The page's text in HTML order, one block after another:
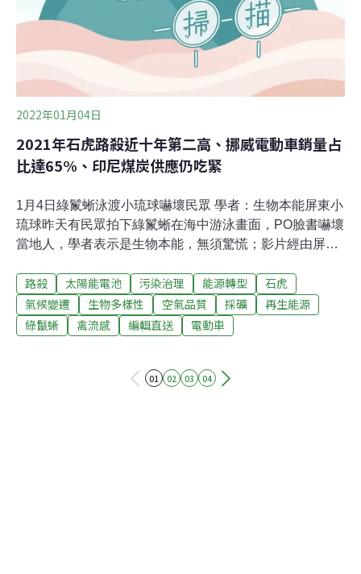
2022年01月04日
2021年石虎路殺近十年第二高、挪威電動車銷量占
比達65%、印尼煤炭供應仍吃緊
1月4日綠鬣蜥泳渡小琉球嚇壞民眾 學者：生物本能屏東小
琉球昨天有民眾拍下綠鬣蜥在海中游泳畫面，PO臉書嚇壞
當地人，學者表示是生物本能，無須驚慌；影片經由屏東
大小判斷應該是綠鬣蜥，會請廠商去小琉球搜捕或設陷阱
捕抓。綠鬣蜥在野外快速繁衍，行政院已將綠鬣蜥納入有
害環境外來物種並列入管制。（中央社報導）南投「垃圾
山」去化有解 拚2024年前設綠能中心南投草屯垃圾轉運站
持續監測空品，定期灑水降溫，但「垃圾山」去化問題又
路殺 太陽能電池 污染治理 能源轉型
石虎
氣候變遷
生物多樣性 空氣品質 採礦
再生能源
綠鬣蜥
禽流感 編輯直送 電動車
01 02 03 04